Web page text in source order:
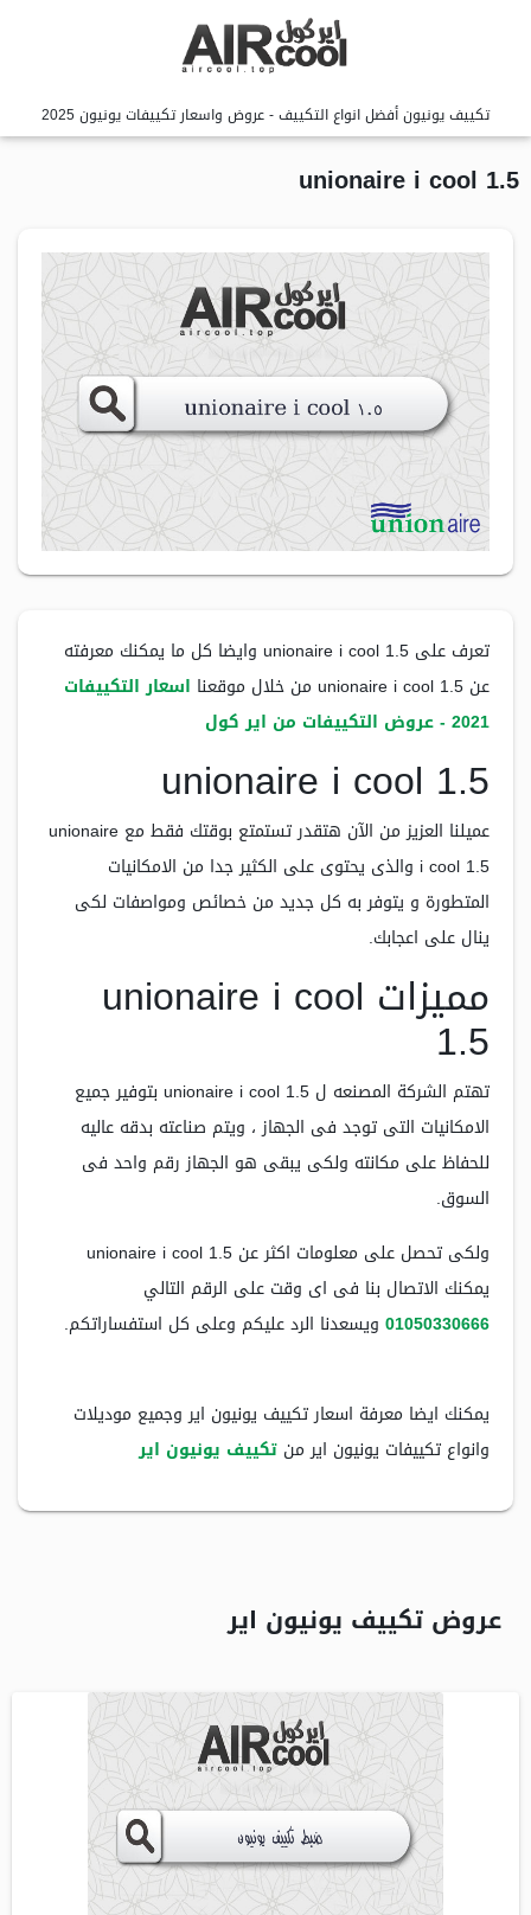
تكييف يونيون أفضل انواع التكييف - عروض واسعار تكييفات يونيون 2025
unionaire i cool 1.5
تعرف على unionaire i cool 1.5 وايضا كل ما يمكنك معرفته
عن unionaire i cool 1.5 من خلال موقعنا
اسعار التكييفات
2021 - عروض التكييفات من اير كول
unionaire i cool 1.5
عميلنا العزيز من الآن هتقدر تستمتع بوقتك فقط مع unionaire
i cool 1.5 والذى يحتوى على الكثير جدا من الامكانيات
المتطورة و يتوفر به كل جديد من خصائص ومواصفات لكى
ينال على اعجابك.
مميزات unionaire i cool
1.5
تهتم الشركة المصنعه ل unionaire i cool 1.5 بتوفير جميع
الامكانيات التى توجد فى الجهاز ، ويتم صناعته بدقه عاليه
للحفاظ على مكانته ولكى يبقى هو الجهاز رقم واحد فى
السوق.
ولكى تحصل على معلومات اكثر عن unionaire i cool 1.5
يمكنك الاتصال بنا فى اى وقت على الرقم التالي
01050330666 ويسعدنا الرد عليكم وعلى كل استفساراتكم.
يمكنك ايضا معرفة اسعار تكييف يونيون اير وجميع موديلات
وانواع تكييفات يونيون اير من تكييف يونيون اير
عروض تكييف يونيون اير